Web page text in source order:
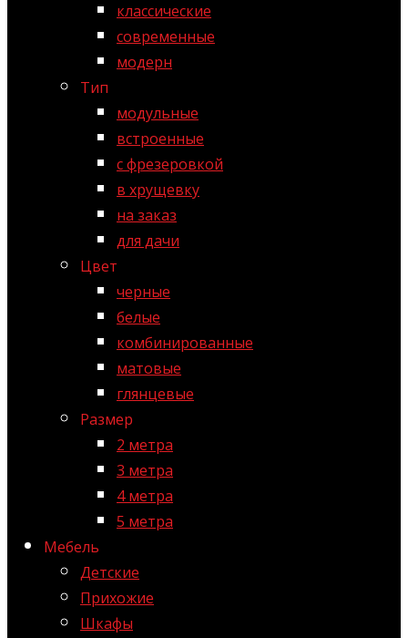
классические
современные
модерн
Тип
модульные
встроенные
с фрезеровкой
в хрущевку
на заказ
для дачи
Цвет
черные
белые
комбинированные
матовые
глянцевые
Размер
2 метра
3 метра
4 метра
5 метра
Мебель
Детские
Прихожие
Шкафы